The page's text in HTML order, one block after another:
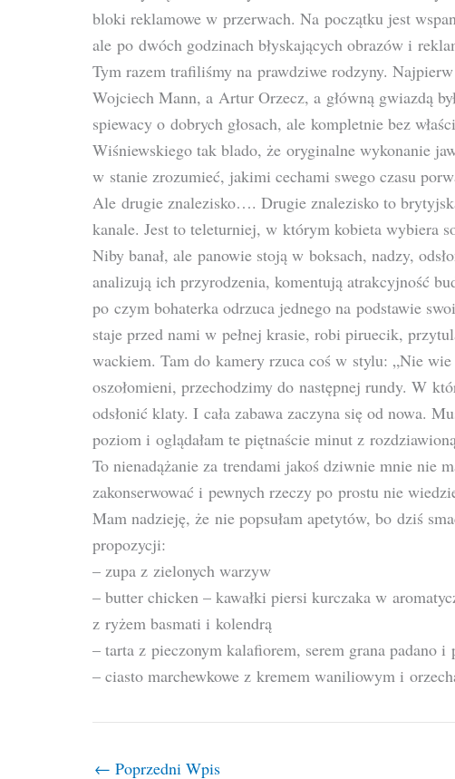
bloki reklamowe w przerwach. Na początku jest
ale po dwóch godzinach błyskających obrazów i
Tym razem trafiliśmy na prawdziwe rodzyny.
Wojciech Mann, a Artur Orzecz, a główną gwiazdą
spiewacy o dobrych głosach, ale kompletnie bez
Wiśniewskiego tak blado, że oryginalne wykonanie
w stanie zrozumieć, jakimi cechami swego czasu
Ale drugie znalezisko…. Drugie znalezisko to
kanale. Jest to teleturniej, w którym kobieta wybiera
Niby banał, ale panowie stoją w boksach, nadzy,
analizują ich przyrodzenia, komentują atrakcyjność
po czym bohaterka odrzuca jednego na podstawie
staje przed nami w pełnej krasie, robi piruecik,
wackiem. Tam do kamery rzuca coś w stylu: „Nie
oszołomieni, przechodzimy do następnej rundy. W
odsłonić klaty. I cała zabawa zaczyna się od nowa.
poziom i oglądałam te piętnaście minut z
To nienadążanie za trendami jakoś dziwnie mnie nie
zakonserwować i pewnych rzeczy po prostu nie
Mam nadzieję, że nie popsułam apetytów, bo dziś
propozycji:
– zupa z zielonych warzyw
– butter chicken – kawałki piersi kurczaka w
z ryżem basmati i kolendrą
– tarta z pieczonym kalafiorem, serem grana padano i
– ciasto marchewkowe z kremem waniliowym i
← Poprzedni Wpis